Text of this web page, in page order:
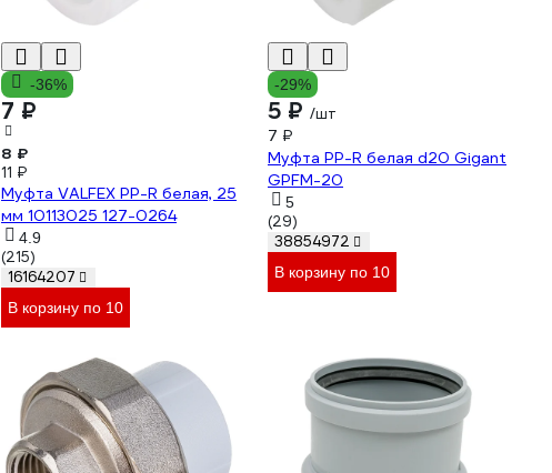
-36%
7 ₽
8 ₽
11 ₽
Муфта VALFEX PP-R белая, 25
мм 10113025 127-0264
4.9
(215)
16164207
В корзину по 10
-29%
5 ₽ /шт
7 ₽
Муфта PP-R белая d20 Gigant
GPFM-20
5
(29)
38854972
В корзину по 10